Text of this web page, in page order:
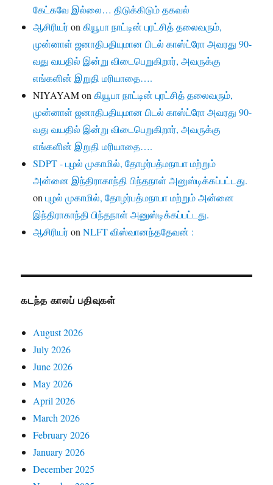
கேட்கவே இல்லை… திடுக்கிடும் தகவல்
ஆசிரியர்onகியூபா நாட்டின் புரட்சித் தலைவரும்,
முன்னாள் ஜனாதிபதியுமான பிடல் காஸ்ட்ரோ அவரது 90-
வது வயதில் இன்று விடைபெறுகிறார், அவருக்கு
எங்களின் இறுதி மரியாதை….
NIYAYAMonகியூபா நாட்டின் புரட்சித் தலைவரும்,
முன்னாள் ஜனாதிபதியுமான பிடல் காஸ்ட்ரோ அவரது 90-
வது வயதில் இன்று விடைபெறுகிறார், அவருக்கு
எங்களின் இறுதி மரியாதை….
SDPT - புழல் முகாமில், தோழர்பத்மநாபா மற்றும்
அன்னை இந்திராகாந்தி பிந்தநாள் அனுஸ்டிக்கப்பட்டது.
onபுழல் முகாமில், தோழர்பத்மநாபா மற்றும் அன்னை
இந்திராகாந்தி பிந்தநாள் அனுஸ்டிக்கப்பட்டது.
ஆசிரியர்onNLFT விஸ்வானந்ததேவன் :
கடந்த காலப் பதிவுகள்
August 2026
July 2026
June 2026
May 2026
April 2026
March 2026
February 2026
January 2026
December 2025